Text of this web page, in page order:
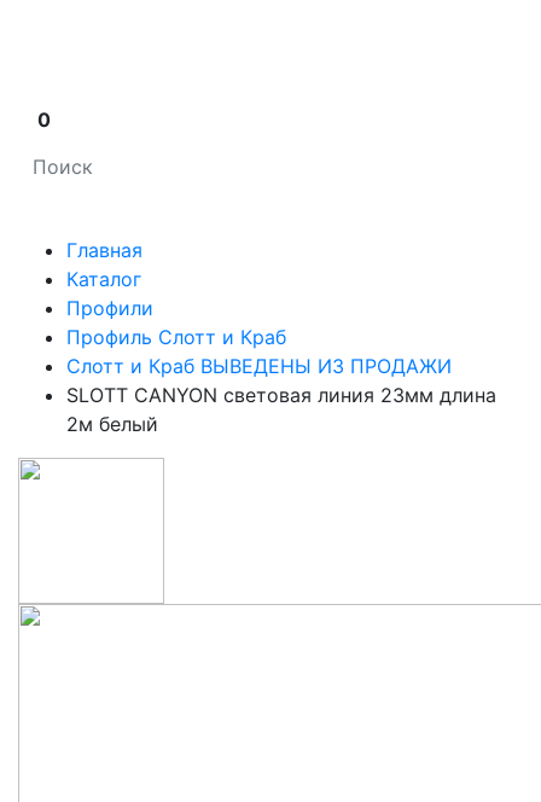
0
Главная
Каталог
Профили
Профиль Слотт и Краб
Слотт и Краб ВЫВЕДЕНЫ ИЗ ПРОДАЖИ
SLOTT CANYON световая линия 23мм длина
2м белый